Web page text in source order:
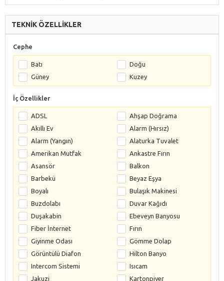
TEKNİK ÖZELLİKLER
Cephe
Batı
Doğu
Güney
Kuzey
İç Özellikler
ADSL
Ahşap Doğrama
Akıllı Ev
Alarm (Hırsız)
Alarm (Yangın)
Alaturka Tuvalet
Amerikan Mutfak
Ankastre Fırın
Asansör
Balkon
Barbekü
Beyaz Eşya
Boyalı
Bulaşık Makinesi
Buzdolabı
Duvar Kağıdı
Duşakabin
Ebeveyn Banyosu
Fiber İnternet
Fırın
Giyinme Odası
Gömme Dolap
Görüntülü Diafon
Hilton Banyo
Intercom Sistemi
Isıcam
Jakuzi
Kartonpiyer